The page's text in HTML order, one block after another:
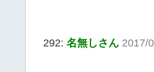
292: 名無しさん 2017/